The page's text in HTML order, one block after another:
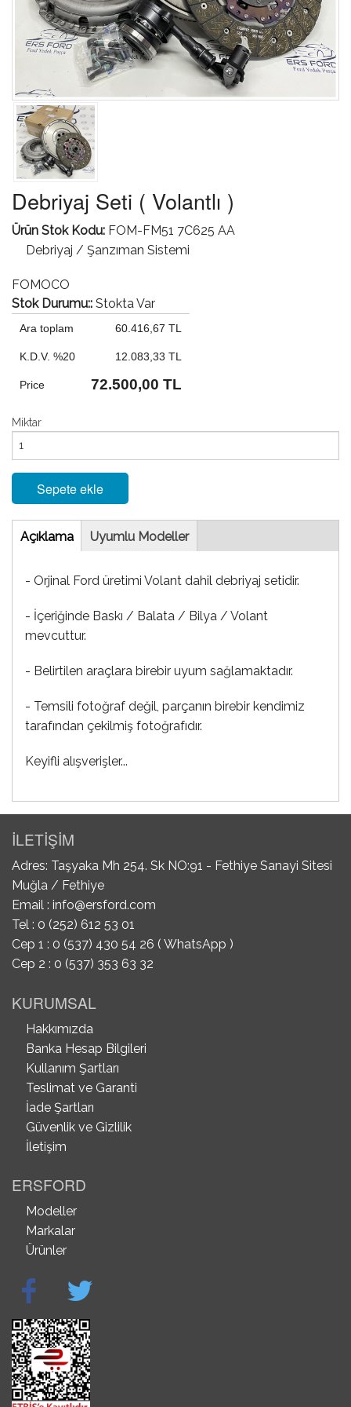
Debriyaj Seti ( Volantlı )
Ürün Stok Kodu: FOM-FM51 7C625 AA
Debriyaj / Şanzıman Sistemi
FOMOCO
Stok Durumu:: Stokta Var
Ara toplam 60.416,67 TL
K.D.V. %20 12.083,33 TL
Price 72.500,00 TL
Miktar
Sepete ekle
Tab
Açıklama(etkinUyumlu Modeller
- Orjinal Ford üretimi Volant dahil debriyaj setidir.
- İçeriğinde Baskı / Balata / Bilya / Volant
mevcuttur.
- Belirtilen araçlara birebir uyum sağlamaktadır.
- Temsili fotoğraf değil, parçanın birebir kendimiz
tarafından çekilmiş fotoğrafıdır.
Keyifli alışverişler...
İLETİŞİM
Adres: Taşyaka Mh 254. Sk NO:91 - Fethiye Sanayi Sitesi
Muğla / Fethiye
Email : info@ersford.com
Tel : 0 (252) 612 53 01
Cep 1 : 0 (537) 430 54 26 ( WhatsApp )
Cep 2 : 0 (537) 353 63 32
KURUMSAL
Hakkımızda
Banka Hesap Bilgileri
Kullanım Şartları
Teslimat ve Garanti
İade Şartları
Güvenlik ve Gizlilik
İletişim
ERSFORD
Modeller
Markalar
Ürünler